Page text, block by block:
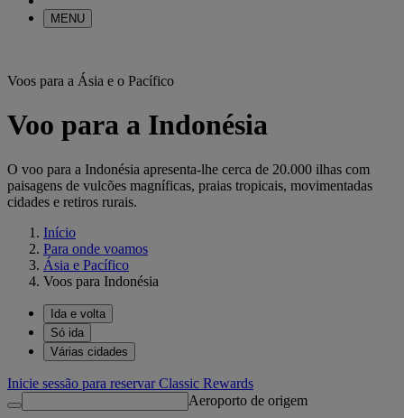
MENU
Voos para a Ásia e o Pacífico
Voo para a Indonésia
O voo para a Indonésia apresenta-lhe cerca de 20.000 ilhas com
paisagens de vulcões magníficas, praias tropicais, movimentadas
cidades e retiros rurais.
Início
Para onde voamos
Ásia e Pacífico
Voos para Indonésia
Ida e volta
Só ida
Várias cidades
Inicie sessão para reservar Classic Rewards
Aeroporto de origem